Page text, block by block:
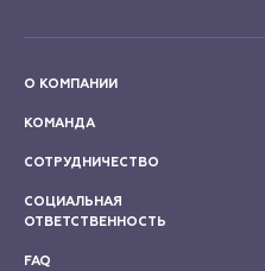
О КОМПАНИИ
КОМАНДА
СОТРУДНИЧЕСТВО
СОЦИАЛЬНАЯ
ОТВЕТСТВЕННОСТЬ
FAQ